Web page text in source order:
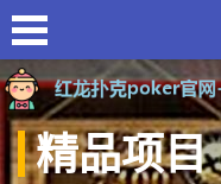
精品项目